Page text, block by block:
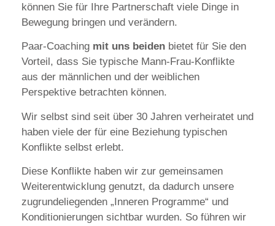
können Sie für Ihre Partnerschaft viele Dinge in
Bewegung bringen und verändern.
Paar-Coaching mit uns beiden bietet für Sie den
Vorteil, dass Sie typische Mann-Frau-Konflikte
aus der männlichen und der weiblichen
Perspektive betrachten können.
Wir selbst sind seit über 30 Jahren verheiratet und
haben viele der für eine Beziehung typischen
Konflikte selbst erlebt.
Diese Konflikte haben wir zur gemeinsamen
Weiterentwicklung genutzt, da dadurch unsere
zugrundeliegenden „Inneren Programme“ und
Konditionierungen sichtbar wurden. So führen wir